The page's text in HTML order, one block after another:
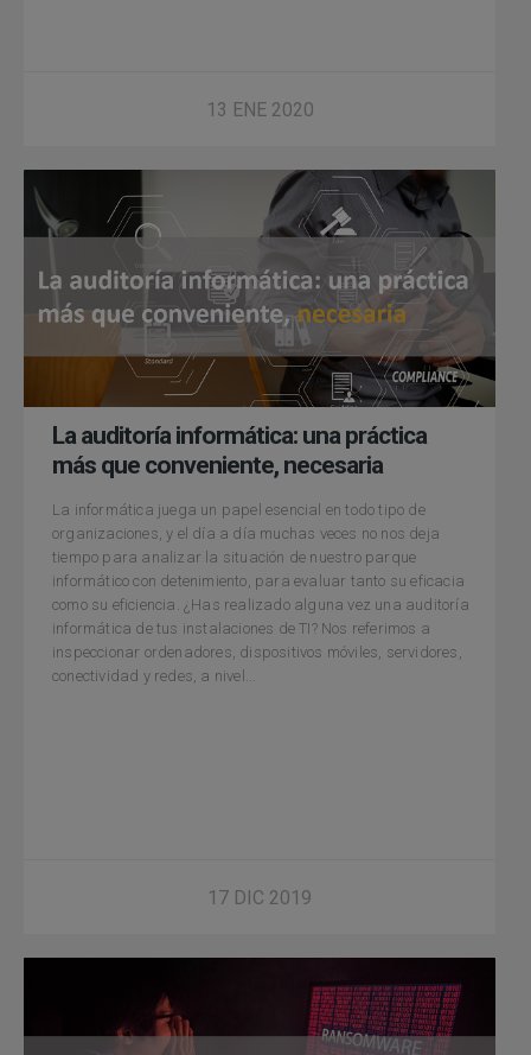
13 ENE 2020
La auditoría informática: una práctica
más que conveniente, necesaria
La informática juega un papel esencial en todo tipo de
organizaciones, y el día a día muchas veces no nos deja
tiempo para analizar la situación de nuestro parque
informático con detenimiento, para evaluar tanto su eficacia
como su eficiencia. ¿Has realizado alguna vez una auditoría
informática de tus instalaciones de TI? Nos referimos a
inspeccionar ordenadores, dispositivos móviles, servidores,
conectividad y redes, a nivel...
17 DIC 2019